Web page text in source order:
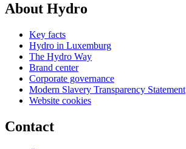
About Hydro
Key facts
Hydro in Luxemburg
The Hydro Way
Brand center
Corporate governance
Modern Slavery Transparency Statement
Website cookies
Contact